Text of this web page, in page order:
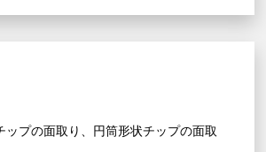
ップの面取り、円筒形状チップの面取